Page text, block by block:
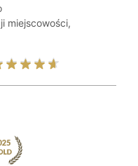
miejscowości,